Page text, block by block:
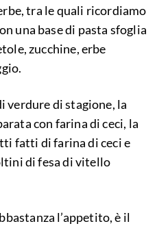
tra le quali ricordiamo
una base di pasta sfoglia
zucchine, erbe
verdure di stagione, la
con farina di ceci, la
fatti di farina di ceci e
di fesa di vitello
l’appetito, è il